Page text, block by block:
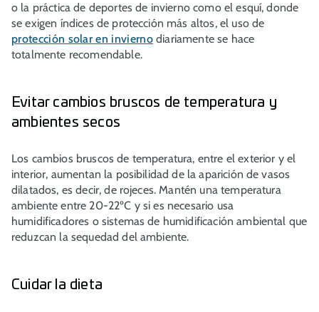
o la práctica de deportes de invierno como el esquí, donde
se exigen índices de protección más altos, el uso de
protección solar en inviernodiariamente se hace
totalmente recomendable.
Evitar cambios bruscos de temperatura y
ambientes secos
Los cambios bruscos de temperatura, entre el exterior y el
interior, aumentan la posibilidad de la aparición de vasos
dilatados, es decir, de rojeces.Mantén una temperatura
ambiente entre 20-22ºC y si es necesario usa
humidificadores o sistemas de humidificación ambiental que
reduzcan la sequedad del ambiente.
Cuidar la dieta